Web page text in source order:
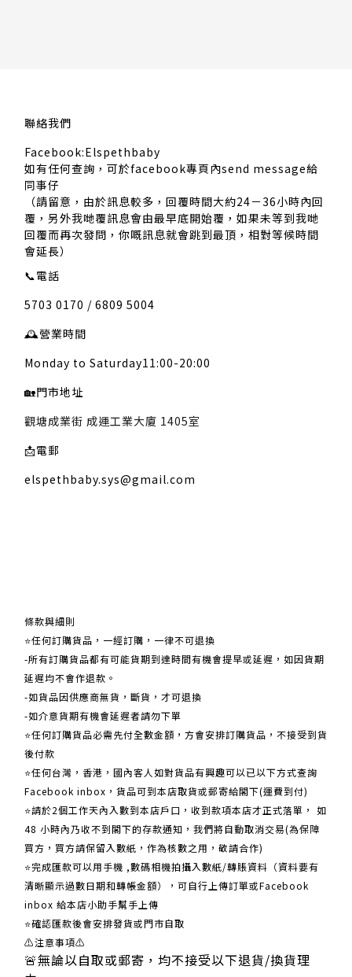
聯絡我們
Facebook:Elspethbaby
如有任何查詢，可於facebook專頁內send message給
同事仔
（請留意，由於訊息較多，回覆時間大約24－36小時內回
覆，另外我哋覆訊息會由最早底開始覆，如果未等到我哋
回覆而再次發問，你嘅訊息就會跳到最頂，相對等候時間
會延長）
📞電話
5703 0170 / 6809 5004
🕰️營業時間
Monday to Saturday11:00-20:00
🏡門市地址
觀塘成業街 成運工業大廈 1405室
📩電郵
elspethbaby.sys@gmail.com
條款與細則
⭐任何訂購貨品，一經訂購，一律不可退換
-所有訂購貨品都有可能貨期到達時間有機會提早或延遲，如因貨期
延遲均不會作退款。
-如貨品因供應商無貨，斷貨，才可退換
-如介意貨期有機會延遲者請勿下單
⭐任何訂購貨品必需先付全數金額，方會安排訂購貨品，不接受到貨
後付款
⭐任何台灣，香港，國內客人如對貨品有興趣可以已以下方式查詢
Facebook inbox，貨品可到本店取貨或郵寄給閣下(運費到付)
​​⭐請於2個工作天內入數到本店戶口，收到款項本店才正式落單， 如
48 小時內乃收不到閣下的存款通知，我們將自動取消交易(為保障
買方，買方請保留入數紙，作為核數之用，敬請合作)
⭐完成匯款可以用手機 ,數碼相機拍攝入數紙/轉賬資料（資料要有
清晰顯示過數日期和轉帳金額），可自行上傳訂單或Facebook
inbox 給本店小助手幫手上傳
⭐確認匯款後會安排發貨或門市自取
⚠注意事項⚠
🚨無論以自取或郵寄，均不接受以下退貨/換貨理